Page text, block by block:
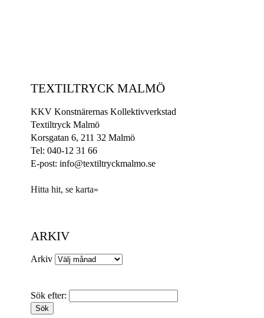
TEXTILTRYCK MALMÖ
KKV Konstnärernas Kollektivverkstad
Textiltryck Malmö
Korsgatan 6, 211 32 Malmö
Tel: 040-12 31 66
E-post: info@textiltryckmalmo.se
Hitta hit, se karta»
ARKIV
Arkiv
Sök efter: